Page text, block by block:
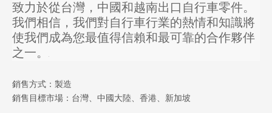
致力於從台灣，中國和越南出口自行車零件。
我們相信，我們對自行車行業的熱情和知識將
使我們成為您最值得信賴和最可靠的合作夥伴
之一。
銷售方式：製造
銷售目標市場：台灣、中國大陸、香港、新加坡